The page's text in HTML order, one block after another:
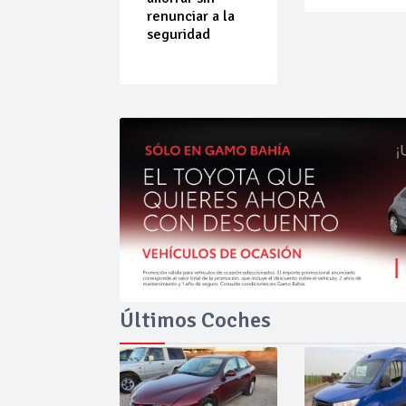
renunciar a la
seguridad
Últimos Coches